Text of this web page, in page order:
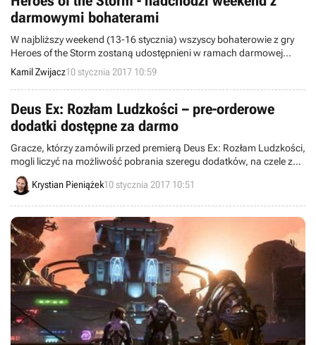
darmowymi bohaterami
W najbliższy weekend (13-16 stycznia) wszyscy bohaterowie z gry
Heroes of the Storm zostaną udostępnieni w ramach darmowej
rotacji. Ponadto firma Blizzard Entertainment opublikowała film
podsumowujący 2016 rok.
Kamil Zwijacz10 stycznia 2017 10:59
Deus Ex: Rozłam Ludzkości – pre-orderowe
dodatki dostępne za darmo
Gracze, którzy zamówili przed premierą Deus Ex: Rozłam Ludzkości,
mogli liczyć na możliwość pobrania szeregu dodatków, na czele z
bonusową misją. Tak się składa, że wszystkie pre-orderowe DLC
zostały udostępnione za darmo dla każdego posiadacza gry.
Krystian Pieniążek10 stycznia 2017 10:51